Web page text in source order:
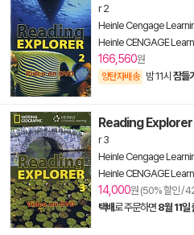
r 2
Heinle Cengage
Heinle CENGAGE
166,560원
양탄자배송 밤 11시 잠들
Reading Explorer
r 3
Heinle Cengage
Heinle CENGAGE
14,000원 (50% 할인 /
택배로 주문하면 8월 11일